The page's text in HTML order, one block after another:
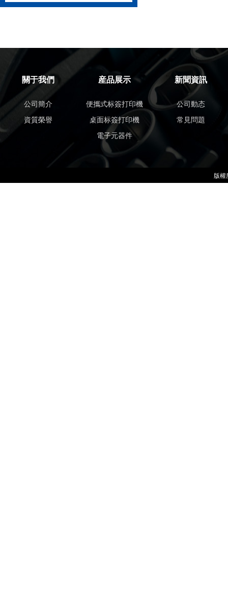
關于我們
公司簡介
資質榮譽
産品展示
便攜式标簽打印機
桌面标簽打印機
電子元器件
新聞資訊
公司動态
常見問題
版權